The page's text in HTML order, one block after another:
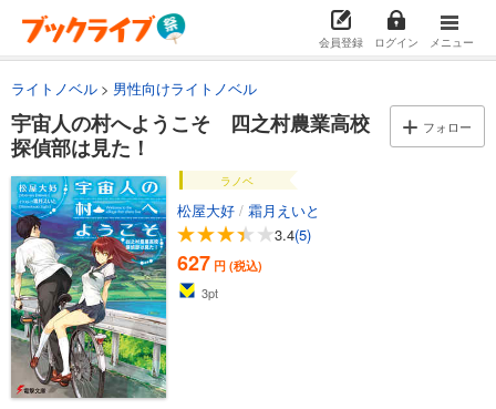
会員登録 ログイン メニュー
ライトノベル 男性向けライトノベル
宇宙人の村へようこそ 四之村農業高校
探偵部は見た！
フォロー
ラノベ
松屋大好 / 霜月えいと
3.4(5)
627 円 (税込)
3pt